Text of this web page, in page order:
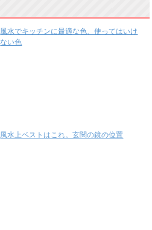
風水でキッチンに最適な色、使ってはいけ
ない色
風水上ベストはこれ。玄関の鏡の位置